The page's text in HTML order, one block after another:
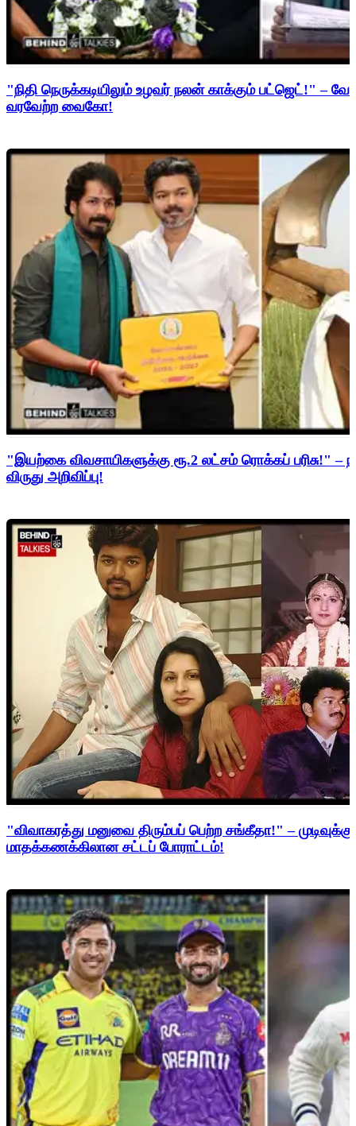
"நிதி நெருக்கடியிலும் உழவர் நலன் காக்கும் பட்ஜெட்!" –
வரவேற்ற வைகோ!
"இயற்கை விவசாயிகளுக்கு ரூ.2 லட்சம் ரொக்கப் பரிசு!" –
விருது அறிவிப்பு!
"விவாகரத்து மனுவை திரும்பப் பெற்ற சங்கீதா!" –
மாதக்கணக்கிலான சட்டப் போராட்டம்!